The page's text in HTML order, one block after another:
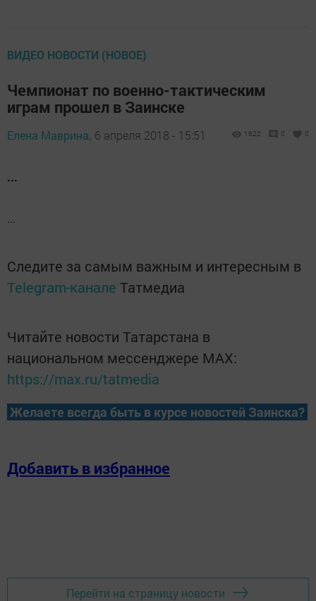
ВИДЕО НОВОСТИ (НОВОЕ)
Чемпионат по военно-тактическим
играм прошел в Заинске
Елена Маврина, 6 апреля 2018 - 15:51 1622 0 0
...
...
Следите за самым важным и интересным в
Telegram-канале Татмедиа
Читайте новости Татарстана в
национальном мессенджере MАХ:
https://max.ru/tatmedia
Желаете всегда быть в курсе новостей Заинска?
Добавить в избранное
Перейти на страницу новости